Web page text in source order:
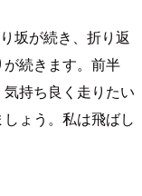
坂が続き、折り返
続きます。前半
持ち良く走りたい
ょう。私は飛ばし